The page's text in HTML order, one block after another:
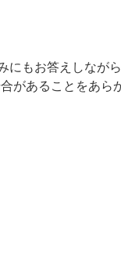
もお答えしなが
があることをあら